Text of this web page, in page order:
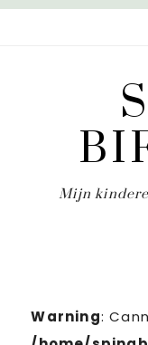
Door
Spring
Mijn
Warning: